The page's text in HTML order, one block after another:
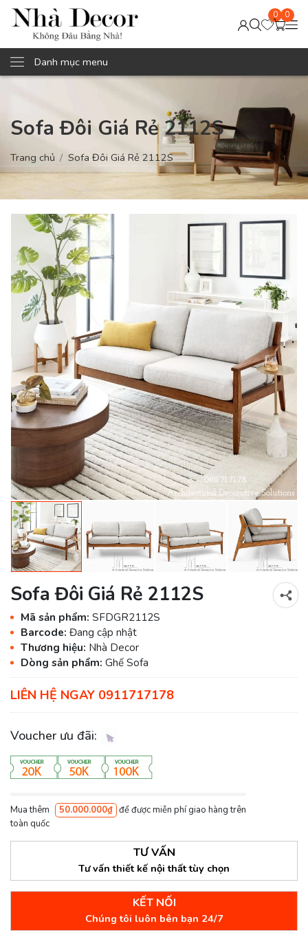
0 0
Danh mục menu
Sofa Đôi Giá Rẻ 2112S
Trang chủ Sofa Đôi Giá Rẻ 2112S
Sofa Đôi Giá Rẻ 2112S
Mã sản phẩm: SFDGR2112S
Barcode: Đang cập nhật
Thương hiệu: Nhà Decor
Dòng sản phẩm: Ghế Sofa
LIÊN HỆ NGAY 0911717178
Voucher ưu đãi:
Mua thêm 50.000.000₫ để được miễn phí giao hàng trên
toàn quốc
TƯ VẤN
Tư vấn thiết kế nội thất tùy chọn
KẾT NỐI
Chúng tôi luôn bên bạn 24/7